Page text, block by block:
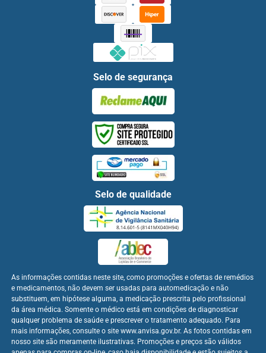
Selo de segurança
Selo de qualidade
As informações contidas neste site, como promoções e ofertas de remédios
e medicamentos, não devem ser usadas para automedicação e não
substituem, em hipótese alguma, a medicação prescrita pelo profissional
da área médica. Somente o médico está em condições de diagnosticar
qualquer problema de saúde e prescrever o tratamento adequado. Para
mais informações, consulte o site www.anvisa.gov.br. As fotos contidas em
nosso site são meramente ilustrativas. Promoções e preços são válidos